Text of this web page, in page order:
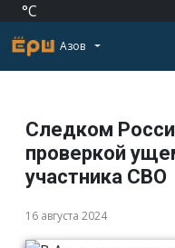
°C
Азов
Следком
проверкой
участника СВО
16 августа 2024